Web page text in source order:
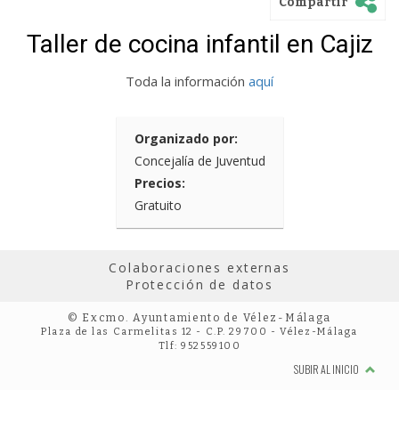
Taller de cocina infantil en Cajiz
Toda la información aquí
Organizado por:
Concejalía de Juventud
Precios:
Gratuito
Colaboraciones externas
Protección de datos
© Excmo. Ayuntamiento de Vélez-Málaga
Plaza de las Carmelitas 12 - C.P. 29700 - Vélez-Málaga
Tlf: 952559100
SUBIR AL INICIO